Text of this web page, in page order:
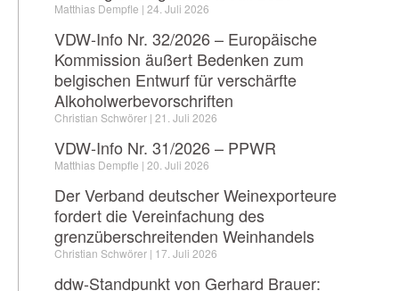
Matthias Dempfle 24. Juli 2026
VDW-Info Nr. 32/2026 – Europäische
Kommission äußert Bedenken zum
belgischen Entwurf für verschärfte
Alkoholwerbevorschriften
Christian Schwörer 21. Juli 2026
VDW-Info Nr. 31/2026 – PPWR
Matthias Dempfle 20. Juli 2026
Der Verband deutscher Weinexporteure
fordert die Vereinfachung des
grenzüberschreitenden Weinhandels
Christian Schwörer 17. Juli 2026
ddw-Standpunkt von Gerhard Brauer: